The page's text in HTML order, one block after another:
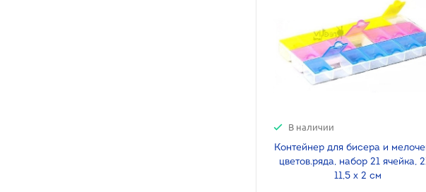
В наличии
Контейнер для бисера и
цветов.ряда, набор 21 ячейка,
11,5 х 2 см